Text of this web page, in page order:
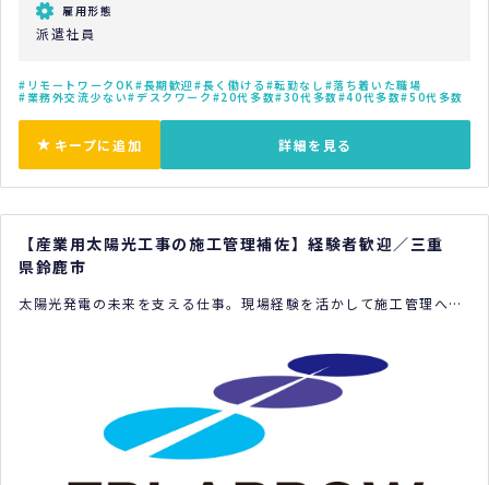
雇用形態
派遣社員
リモートワークOK 長期歓迎 長く働ける 転勤なし 落ち着いた職場
業務外交流少ない デスクワーク 20代多数 30代多数 40代多数 50代多数
キープに追加 詳細を見る
【産業用太陽光工事の施工管理補佐】経験者歓迎／三重
県鈴鹿市
太陽光発電の未来を支える仕事。現場経験を活かして施工管理へス